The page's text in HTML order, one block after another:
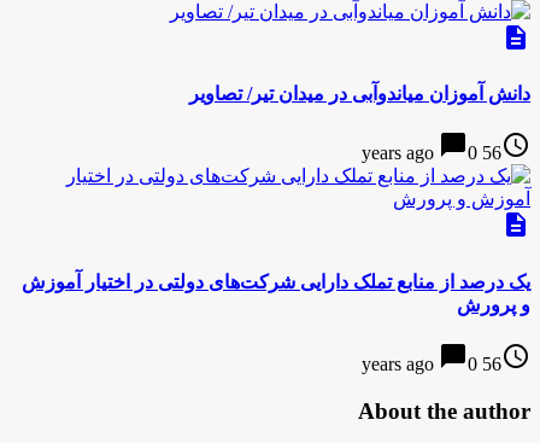
description
دانش آموزان میاندوآبی در میدان تیر/ تصاویر
access_time
56 years ago
chat_bubble0
description
یک درصد از منابع تملک دارایی شرکت‌های دولتی در اختیار آموزش
و پرورش
access_time
56 years ago
chat_bubble0
About the author